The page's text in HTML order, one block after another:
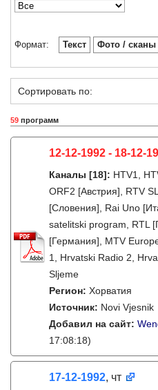
Формат: Текст Фото / сканы
Сортировать по:
59 программ
12-12-1992 - 18-12-
Каналы [18]: HTV1,
ORF2 [Австрия], RTV
[Словения], Rai Uno
satelitski program, RTL
[Германия], MTV
1, Hrvatski Radio 2,
Sljeme
Регион: Хорватия
Источник: Novi Vjesnik
Добавил на сайт:
17:08:18)
17-12-1992, чт